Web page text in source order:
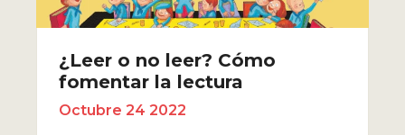
¿Leer o no leer? Cómo
fomentar la lectura
Octubre 24 2022